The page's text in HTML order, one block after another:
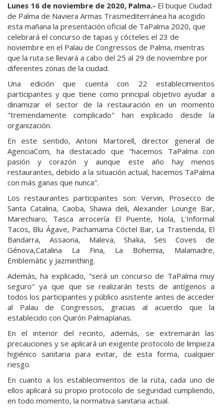
Lunes 16 de noviembre de 2020, Palma.- El buque Ciudad
de Palma de Naviera Armas Trasmediterránea ha acogido
esta mañana la presentación oficial de TaPalma 2020, que
celebrará el concurso de tapas y cócteles el 23 de
noviembre en el Palau de Congressos de Palma, mientras
que la ruta se llevará a cabo del 25 al 29 de noviembre por
diferentes zonas de la ciudad.
Una edición que cuenta con 22 establecimientos
participantes y que tiene como principal objetivo ayudar a
dinamizar el sector de la restauración en un momento
"tremendamente complicado" han explicado desde la
organización.
En este sentido, Antoni Martorell, director general de
AgenciaCom, ha destacado que "hacemos TaPalma con
pasión y corazón y aunque este año hay menos
restaurantes, debido a la situación actual, hacemos TaPalma
con más ganas que nunca".
Los restaurantes participantes son: Vervin, Prosecco de
Santa Catalina, Caoba, Shawa deli, Alexander Lounge Bar,
Marechiaro, Tasca arrocería El Puente, Nola, L'Informal
Tacos, Blu Ágave, Pachamama Cóctel Bar, La Trastienda, El
Bandarra, Assaona, Maleva, Shaka, Ses Coves de
Génova,Catalina La Fina, La Bohemia, Malamadre,
Emblemàtic y Jazminthing.
Además, ha explicado, "será un concurso de TaPalma muy
seguro" ya que que se realizarán tests de antígenos a
todos los participantes y público asistente antes de acceder
al Palau de Congressos, gracias al acuerdo que la
establecido con Quirón Palmaplanas.
En el interior del recinto, además, se extremarán las
precauciones y se aplicará un exigente protocolo de limpieza
higiénico sanitaria para evitar, de esta forma, cualquier
riesgo.
En cuanto a los establecimientos de la ruta, cada uno de
ellos aplicará su propio protocolo de seguridad cumpliendo,
en todo momento, la normativa sanitaria actual.